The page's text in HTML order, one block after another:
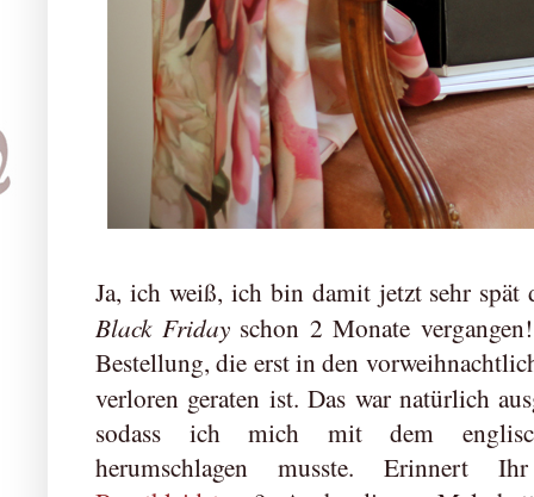
Ja, ich weiß, ich bin damit jetzt sehr
Black Fridayschon 2 Monate
Bestellung, die erst in den
verloren geraten ist. Das war natürlich
sodass ich mich mit dem
herumschlagen musste.